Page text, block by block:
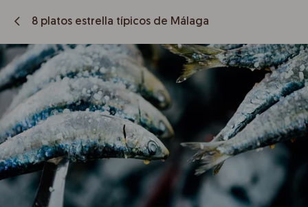
8 platos estrella típicos de Málaga